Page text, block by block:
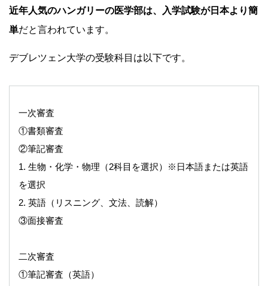
近年人気のハンガリーの医学部は、入学試験が日本より簡
単だと言われています。
デブレツェン大学の受験科目は以下です。
一次審査
①書類審査
②筆記審査
1. 生物・化学・物理（2科目を選択）※日本語または英語
を選択
2. 英語（リスニング、文法、読解）
③面接審査
二次審査
①筆記審査（英語）